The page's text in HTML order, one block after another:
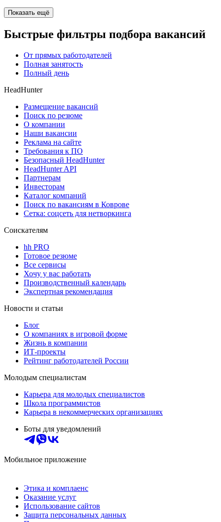
Показать ещё
Быстрые фильтры подбора вакансий
От прямых работодателей
Полная занятость
Полный день
HeadHunter
Размещение вакансий
Поиск по резюме
О компании
Наши вакансии
Реклама на сайте
Требования к ПО
Безопасный HeadHunter
HeadHunter API
Партнерам
Инвесторам
Каталог компаний
Поиск по вакансиям в Коврове
Сетка: соцсеть для нетворкинга
Соискателям
hh PRO
Готовое резюме
Все сервисы
Хочу у вас работать
Производственный календарь
Экспертная рекомендация
Новости и статьи
Блог
О компаниях в игровой форме
Жизнь в компании
ИТ-проекты
Рейтинг работодателей России
Молодым специалистам
Карьера для молодых специалистов
Школа программистов
Карьера в некоммерческих организациях
Боты для уведомлений
Мобильное приложение
Этика и комплаенс
Оказание услуг
Использование сайтов
Защита персональных данных